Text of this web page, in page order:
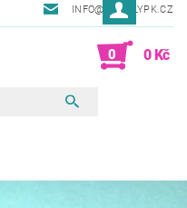
INFO@MODELYPK.CZ
0 0 Kč